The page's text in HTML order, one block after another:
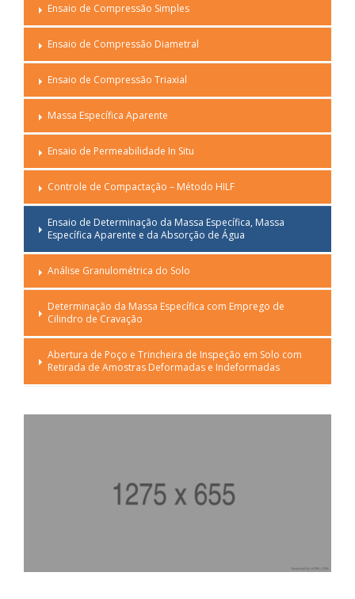
Ensaio de Compressão Simples
Ensaio de Compressão Diametral
Ensaio de Compressão Triaxial
Massa Específica Aparente
Ensaio de Permeabilidade In Situ
Controle de Compactação – Método HILF
Ensaio de Determinação da Massa Específica, Massa
Específica Aparente e da Absorção de Água
Análise Granulométrica do Solo
Determinação da Massa Específica com Emprego de
Cilindro de Cravação
Abertura de Poço e Trincheira de Inspeção em Solo com
Retirada de Amostras Deformadas e Indeformadas